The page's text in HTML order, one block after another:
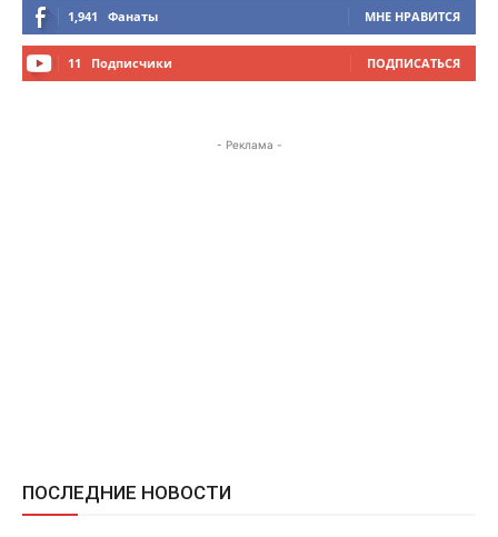
1,941 Фанаты МНЕ НРАВИТСЯ
11 Подписчики ПОДПИСАТЬСЯ
- Реклама -
ПОСЛЕДНИЕ НОВОСТИ